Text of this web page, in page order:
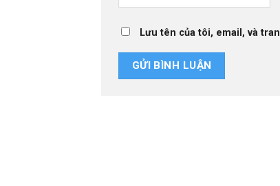
Lưu tên của tôi, email, và